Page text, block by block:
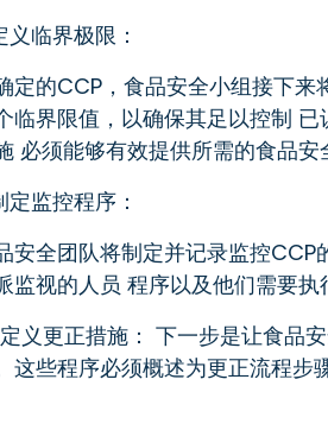
临界极限：
定的CCP，食品安全小组接下来
临界限值，以确保其足以控制
必须能够有效提供所需的食品安
监控程序：
安全团队将制定并记录监控
监视的人员 程序以及他们需要执
定义更正措施： 下一步是让食品
这些程序必须概述为更正流程